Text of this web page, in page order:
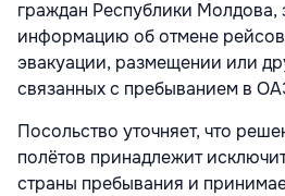
граждан Республики
информацию об отмене
эвакуации, размещении или
связанных с пребыванием в
Посольство уточняет, что
полётов принадлежит
страны пребывания и